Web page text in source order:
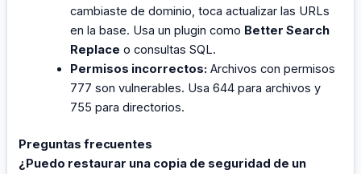
cambiaste de dominio, toca actualizar las URLs
en la base. Usa un plugin como Better Search
Replace o consultas SQL.
Permisos incorrectos: Archivos con permisos
777 son vulnerables. Usa 644 para archivos y
755 para directorios.
Preguntas frecuentes
¿Puedo restaurar una copia de seguridad de un